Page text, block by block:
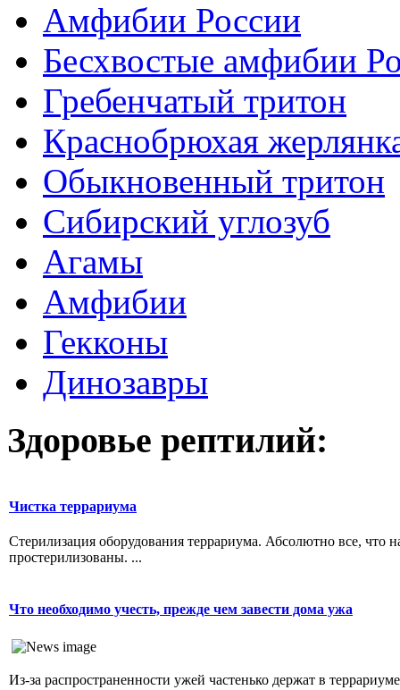
Амфибии России
Бесхвостые амфибии
Гребенчатый тритон
Краснобрюхая
Обыкновенный тритон
Сибирский углозуб
Агамы
Амфибии
Гекконы
Динозавры
Здоровье рептилий:
Чистка террариума
Стерилизация оборудования террариума. Абсолютно все, что
простерилизованы. ...
Что необходимо учесть, прежде чем завести дома ужа
Из-за распространенности ужей частенько держат в